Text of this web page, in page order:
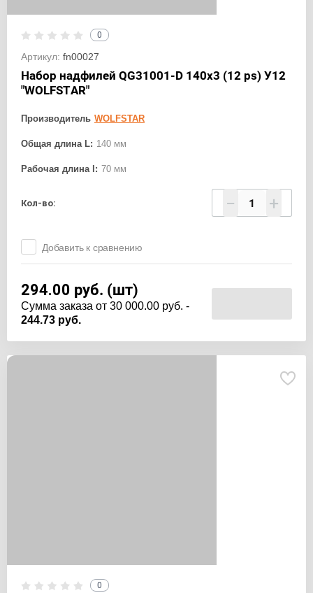
0
Артикул: fn00027
Набор надфилей QG31001-D 140х3 (12 ps) У12
"WOLFSTAR"
Производитель WOLFSTAR
Общая длина L: 140 мм
Рабочая длина l: 70 мм
Кол-во: − +
Добавить к сравнению
294.00 руб. (шт)
Cумма заказа от 30 000.00 руб. -
244.73 руб.
0